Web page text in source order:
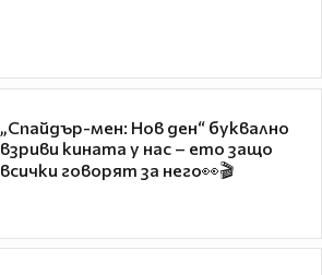
„Спайдър-мен: Нов ден“ буквално
взриви кината у нас – ето защо
всички говорят за него👀🎬